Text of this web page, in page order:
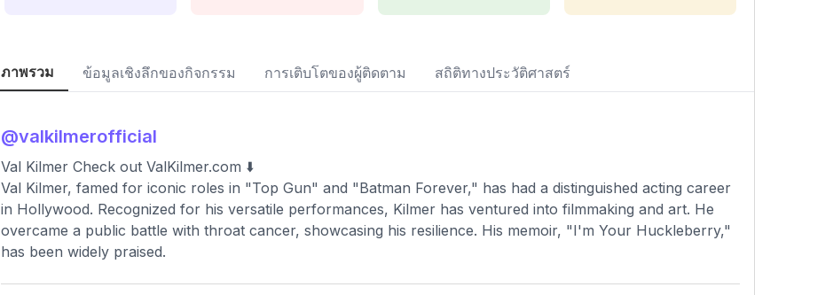
ภาพรวม ข้อมูลเชิงลึกของกิจกรรม การเติบโตของผู้ติดตาม สถิติทางประวัติศาสตร์
@valkilmerofficial
Val Kilmer Check out ValKilmer.com ⬇️
Val Kilmer, famed for iconic roles in "Top Gun" and "Batman Forever," has had a distinguished acting career
in Hollywood. Recognized for his versatile performances, Kilmer has ventured into filmmaking and art. He
overcame a public battle with throat cancer, showcasing his resilience. His memoir, "I'm Your Huckleberry,"
has been widely praised.